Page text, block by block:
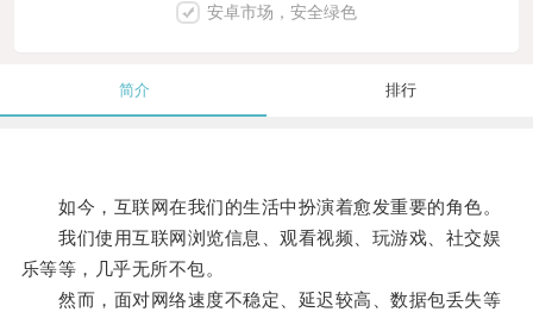
安卓市场，安全绿色
简介 排行
如今，互联网在我们的生活中扮演着愈发重要的角色。
我们使用互联网浏览信息、观看视频、玩游戏、社交娱
乐等等，几乎无所不包。
然而，面对网络速度不稳定、延迟较高、数据包丢失等